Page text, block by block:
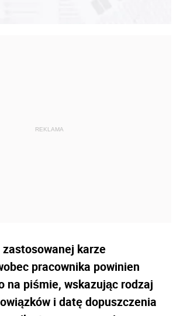
karze
pracownika powinien
na piśmie, wskazując rodzaj
i datę dopuszczenia